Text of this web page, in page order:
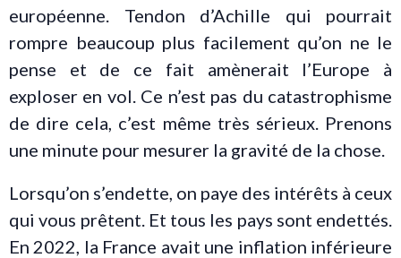
européenne. Tendon d’Achille qui pourrait
rompre beaucoup plus facilement qu’on ne le
pense et de ce fait amènerait l’Europe à
exploser en vol. Ce n’est pas du catastrophisme
de dire cela, c’est même très sérieux. Prenons
une minute pour mesurer la gravité de la chose.
Lorsqu’on s’endette, on paye des intérêts à ceux
qui vous prêtent. Et tous les pays sont endettés.
En 2022, la France avait une inflation inférieure